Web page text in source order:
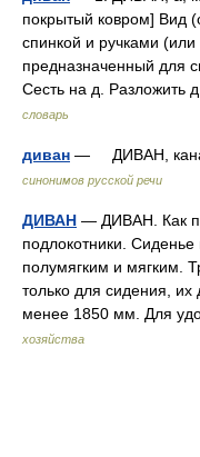
покрытый ковром] Вид
спинкой и ручками
предназначенный для
Сесть на д.
словарь
диван — ДИВАН,
синонимов русской речи
ДИВАН — ДИВАН. Как
подлокотники.
полумягким и мягким.
только для сидения,
менее 1850 мм. Для
хозяйства